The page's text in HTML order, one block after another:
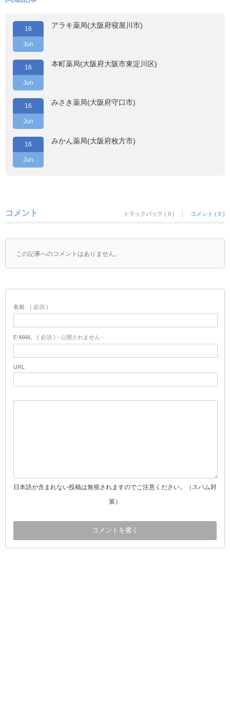
16
Jun
アラキ薬局(大阪府寝屋川市)
16
Jun
本町薬局(大阪府大阪市東淀川区)
16
Jun
みさき薬局(大阪府守口市)
16
Jun
みかん薬局(大阪府枚方市)
コメント トラックバック ( 0 ) コメント ( 0 )
この記事へのコメントはありません。
名前 ( 必須 )
E-MAIL ( 必須 ) - 公開されません -
URL
日本語が含まれない投稿は無視されますのでご注意ください。（スパム対
策）